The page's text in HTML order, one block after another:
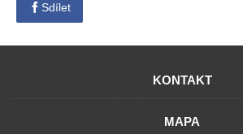
Sdílet
KONTAKT
MAPA